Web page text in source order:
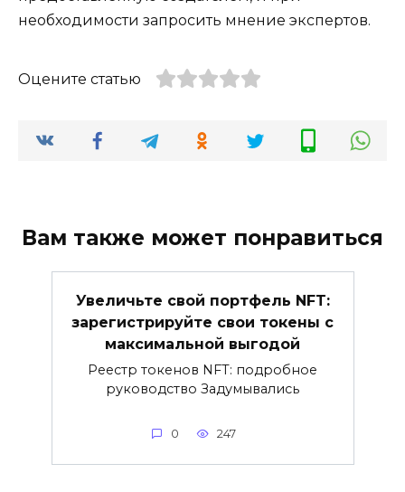
необходимости запросить мнение экспертов.
Оцените статью
Вам также может понравиться
Увеличьте свой портфель NFT:
зарегистрируйте свои токены с
максимальной выгодой
Реестр токенов NFT: подробное
руководство Задумывались
0 247